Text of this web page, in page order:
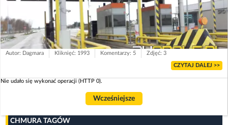
Autor: Dagmara Kliknięć: 1993 Komentarzy: 5 Zdjęć: 3
CZYTAJ DALEJ >>
Nie udało się wykonać operacji (HTTP 0).
Wcześniejsze
CHMURA TAGÓW